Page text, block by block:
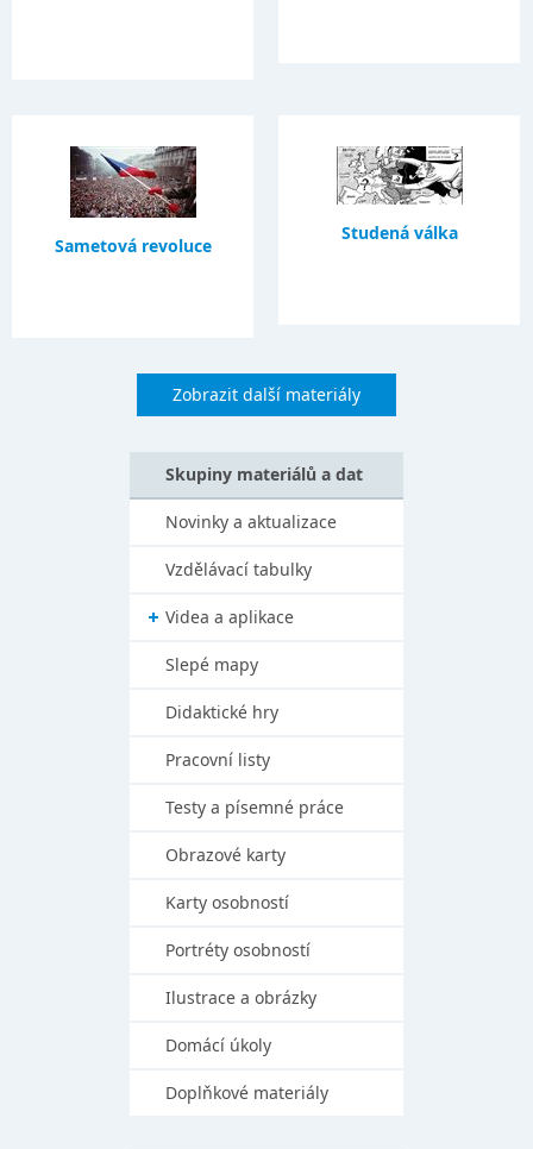
Sametová revoluce
Studená válka
Zobrazit další materiály
Skupiny materiálů a dat
Novinky a aktualizace
Vzdělávací tabulky
Videa a aplikace
Slepé mapy
Didaktické hry
Pracovní listy
Testy a písemné práce
Obrazové karty
Karty osobností
Portréty osobností
Ilustrace a obrázky
Domácí úkoly
Doplňkové materiály